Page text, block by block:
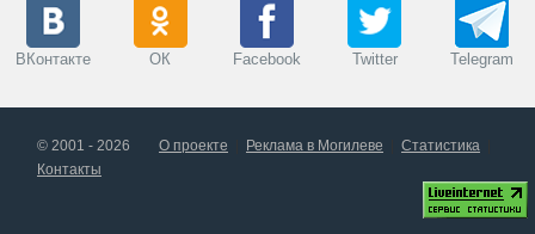
ВКонтакте ОК Facebook Twitter Telegram
© 2001 - 2026 О проекте Реклама в Могилеве
Статистика
Контакты